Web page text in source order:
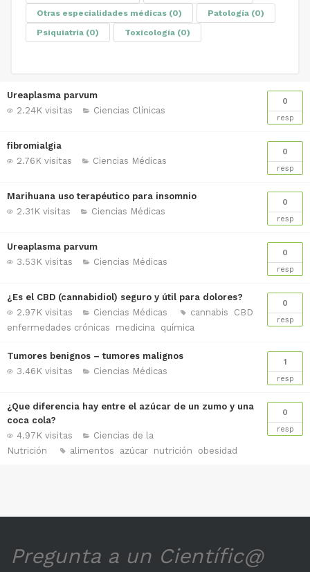
Otras especialidades médicas (0) Patología (0)
Psiquiatría (0) Toxicología (0)
0
resp
Ureaplasma parvum
2.24K visitas
Ciencias Clínicas
0
resp
fibromialgia
2.76K visitas
Ciencias Médicas
0
resp
Marihuana uso terapéutico para insomnio
2.31K visitas
Ciencias Médicas
0
resp
Ureaplasma parvum
3.53K visitas
Ciencias Médicas
0
resp
¿Es el CBD (cannabidiol) seguro y útil para dolores?
2.97K visitas
Ciencias Médicas cannabis
CBD
enfermedades crónicas
medicina química
1
resp
Tumores benignos – tumores malignos
3.46K visitas
Ciencias Médicas
0
resp
¿Que diferencia hay entre el azúcar de un zumo y una
coca cola?
4.97K visitas
Ciencias de la
Nutrición
alimentos azúcar nutrición obesidad
Pregunta a un Científic@